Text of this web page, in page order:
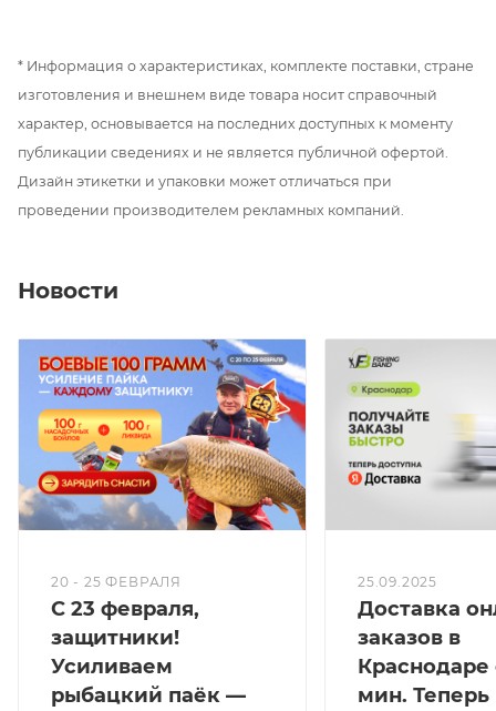
* Информация о характеристиках, комплекте поставки, стране
изготовления и внешнем виде товара носит справочный
характер, основывается на последних доступных к моменту
публикации сведениях и не является публичной офертой.
Дизайн этикетки и упаковки может отличаться при
проведении производителем рекламных компаний.
Новости
20 - 25 ФЕВРАЛЯ
С 23 февраля,
защитники!
Усиливаем
рыбацкий паёк —
25.09.2025
Доставка
заказов в
Краснодаре
мин. Теперь